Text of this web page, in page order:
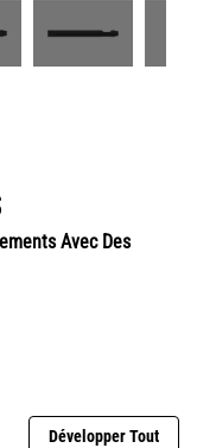
Avec Des
Développer Tout